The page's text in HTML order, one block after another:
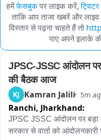
हमेंफेसबुकपर लाइक करें, ट्विटर
ताकि आप ताजा खबरें और
विस्तार से पढ़ना चाहते हैं तो
पाए अपने इलाके
JPSC-JSSC आंदोलन
की बैठक आज
KJ Kamran Jalili 5m
Ranchi, Jharkhand:
JPSC JSSC आंदोलन पर
सरकार से वार्ता को आंदोलनकारी